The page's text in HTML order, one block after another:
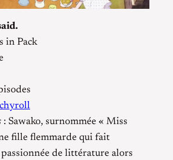
in Pack
: Sawako, surnommée « Miss
fille flemmarde qui fait
passionnée de littérature alors